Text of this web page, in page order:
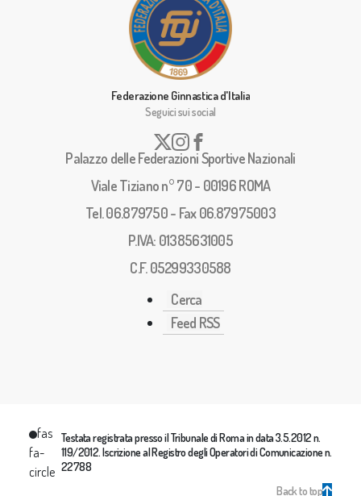
Federazione Ginnastica d'Italia
Seguici sui social
Palazzo delle Federazioni Sportive Nazionali
Viale Tiziano n° 70 - 00196 ROMA
Tel. 06.879750 - Fax 06.87975003
P.IVA: 01385631005
C.F. 05299330588
Cerca
Feed RSS
fas
fa-
circle
Testata registrata presso il Tribunale di Roma in data 3.5.2012 n.
119/2012. Iscrizione al Registro degli Operatori di Comunicazione n.
22788
Back to top